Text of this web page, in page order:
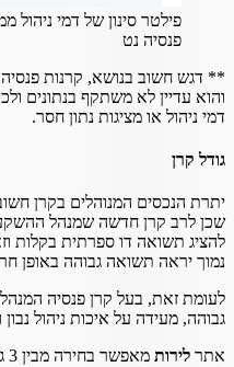
פילטר סינון של דמי ניהול
פנסיה נט
** דגש חשוב בנושא, קרנות פנסיה
דמי ניהול או מציגות נתון חסר.
גודל קרן
יתרת הנכסים המנוהלים בקרן
שכן לרב קרן חדשה שמנהל
להציג תשואה דו ספרתית בקלות
נמוך יראה תשואה גבוהה באופן
לעומת זאת, בעל קרן פנסיה
גבוהה, מעידה על איכות ניהול נבון
אתר לירות מאפשר בחירה מבין 3 גדלי קופה הפופולאריים באתר